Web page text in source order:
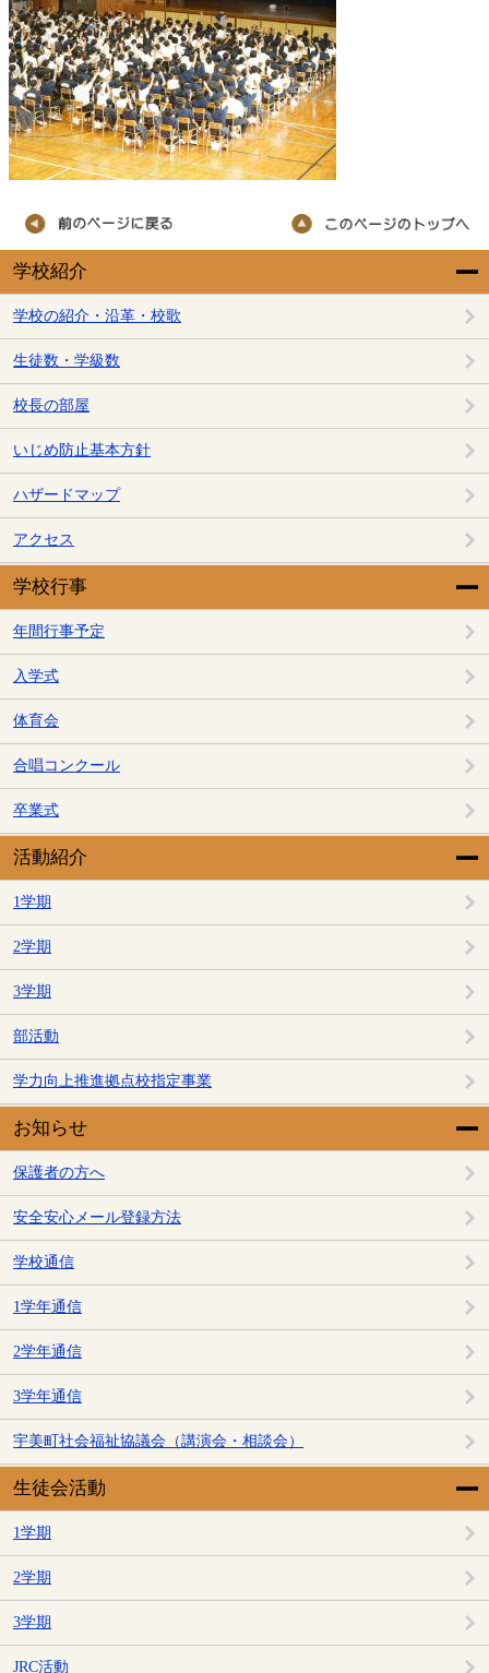
学校紹介
学校の紹介・沿革・校歌
生徒数・学級数
校長の部屋
いじめ防止基本方針
ハザードマップ
アクセス
学校行事
年間行事予定
入学式
体育会
合唱コンクール
卒業式
活動紹介
1学期
2学期
3学期
部活動
学力向上推進拠点校指定事業
お知らせ
保護者の方へ
安全安心メール登録方法
学校通信
1学年通信
2学年通信
3学年通信
宇美町社会福祉協議会（講演会・相談会）
生徒会活動
1学期
2学期
3学期
JRC活動